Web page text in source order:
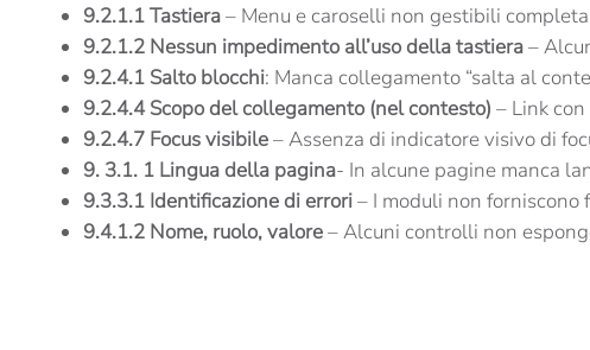
9.2.1.1 Tastiera– Menu e caroselli non gestibili
9.2.1.2 Nessun impedimento all’uso della tastiera–
9.2.4.1 Salto blocchi: Manca collegamento “salta al
9.2.4.4 Scopo del collegamento (nel contesto) – Link
9.2.4.7 Focus visibile– Assenza di indicatore visivo di
9. 3.1. 1 Lingua della pagina- In alcune pagine manca
9.3.3.1 Identificazione di errori– I moduli non forniscono
9.4.1.2 Nome, ruolo, valore– Alcuni controlli non